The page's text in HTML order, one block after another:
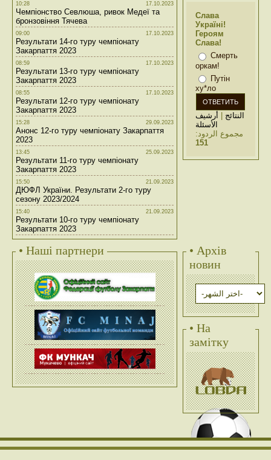
10:28 17.10.2023
Чемпіонство Севлюша, ривок Медеї та
бронзовіння Тячева
09:00 17.10.2023
Результати 14-го туру чемпіонату
Закарпаття 2023
08:59 17.10.2023
Результати 13-го туру чемпіонату
Закарпаття 2023
08:55 17.10.2023
Результати 12-го туру чемпіонату
Закарпаття 2023
15:28 29.09.2023
Анонс 12-го туру чемпіонату Закарпаття
2023
13:45 25.09.2023
Результати 11-го туру чемпіонату
Закарпаття 2023
15:50 21.09.2023
ДЮФЛ України. Результати 2-го туру
сезону 2023/2024
15:40 21.09.2023
Результати 10-го туру чемпіонату
Закарпаття 2023
Слава
Україні!
Героям
Слава!
Смерть
оркам!
Путін
ху*ло
النتائج | أرشيف
الأسئلة
مجموع الردود:
151
• Наші партнери
• Архів
новин
• На
замітку